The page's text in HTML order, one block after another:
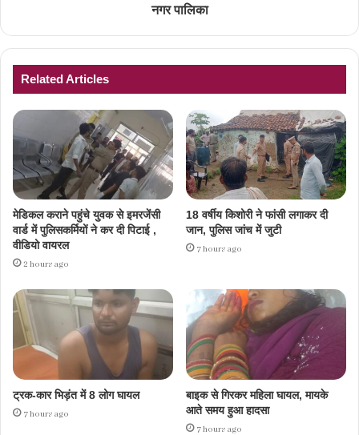
नगर पालिका
Related Articles
मेडिकल कराने पहुंचे युवक से इमरजेंसी
वार्ड में पुलिसकर्मियों ने कर दी पिटाई ,
वीडियो वायरल
2 hours ago
18 वर्षीय किशोरी ने फांसी लगाकर दी
जान, पुलिस जांच में जुटी
7 hours ago
ट्रक-कार भिड़ंत में 8 लोग घायल
7 hours ago
बाइक से गिरकर महिला घायल, मायके
आते समय हुआ हादसा
7 hours ago